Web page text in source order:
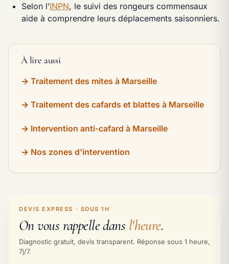
Selon l’INPN, le suivi des rongeurs commensaux
aide à comprendre leurs déplacements saisonniers.
À lire aussi
Traitement des mites à Marseille
Traitement des cafards et blattes à Marseille
Intervention anti-cafard à Marseille
Nos zones d'intervention
DEVIS EXPRESS · SOUS 1H
On vous rappelle dans l'heure.
Diagnostic gratuit, devis transparent. Réponse sous 1 heure,
7j/7.